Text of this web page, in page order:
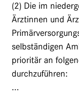
(2) Die im
Ärztinnen und
selbständigen
prioritär an
durchzuführen:
...